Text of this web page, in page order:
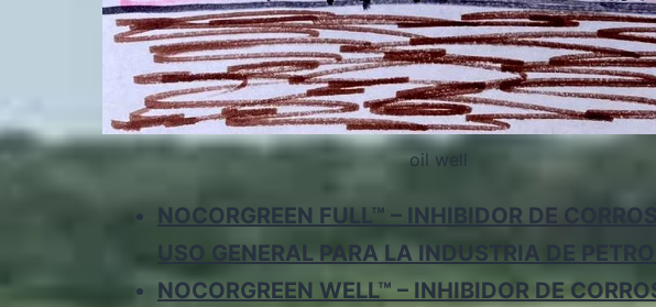
oil well
NOCORGREEN FULL™ – INHIBIDOR DE
USO GENERAL PARA LA INDUSTRIA DE
NOCORGREEN WELL™ – INHIBIDOR DE